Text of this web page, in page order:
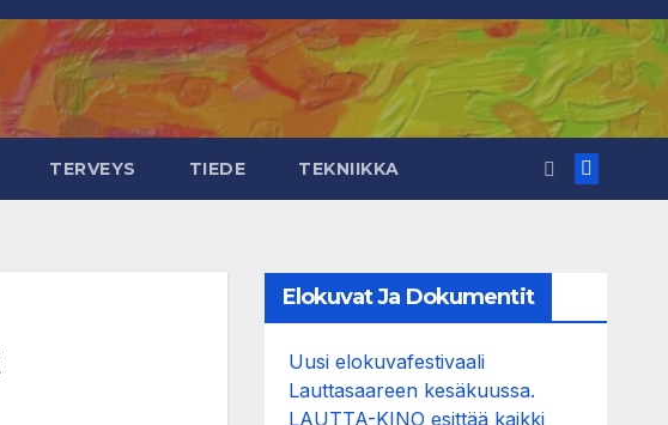
TERVEYS TIEDE TEKNIIKKA
Elokuvat Ja Dokumentit
Uusi elokuvafestivaali
Lauttasaareen kesäkuussa.
LAUTTA-KINO esittää kaikki